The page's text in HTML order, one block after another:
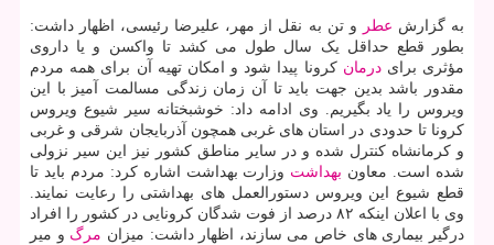
به گزارش عطر
و تن به نقل از مهر، علیرضا رئیسی، اظهار داشت:
بطور قطع حداقل یک سال طول می کشد تا واکسن و یا داروی
مؤثری برایدرمان کرونا پیدا شود و امکان تهیه آن برای همه مردم
مقدور باشد بدین جهت باید تا آن زمان زندگی مسالمت آمیز با این
ویروس را یاد بگیریم. وی ادامه داد: خوشبختانه سیر شیوع ویروس
کرونا تا حدودی در استان های غربی همچون آذربایجان شرقی و غربی
و کرمانشاه کنترل شده و در سایر مناطق کشور نیز این سیر نزولی
شده است. معاون بهداشت وزارت بهداشت اشاره کرد: مردم باید تا
قطع شیوع این ویروس دستورالعمل های بهداشتی را رعایت نمایند.
وی با اعلان اینکه ۸۲ درصد از فوت شدگان کرونایی در کشور را افراد
درگیر بیماری های خاص می سازند، اظهار داشت: میزان مرگ و میر